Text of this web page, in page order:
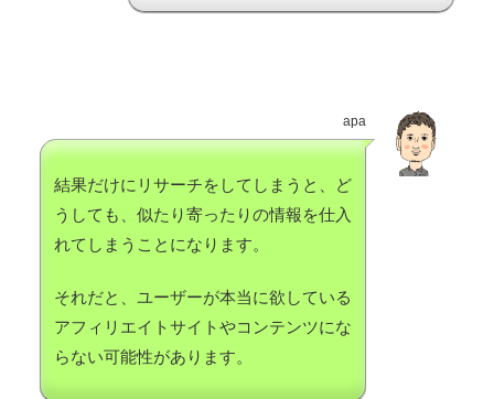
apa
結果だけにリサーチをしてしまうと、ど
うしても、似たり寄ったりの情報を仕入
れてしまうことになります。
それだと、ユーザーが本当に欲している
アフィリエイトサイトやコンテンツにな
らない可能性があります。